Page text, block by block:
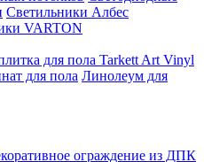
Светильники Албес
VARTON
для пола Tarkett Art Vinyl
для пола Линолеум для
ограждение из ДПК